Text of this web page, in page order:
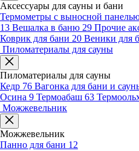
Аксессуары для сауны и бани
Термометры с выносной
13 Вешалка в баню 29 Прочие
Коврик для бани 20 Веники для
Пиломатериалы для сауны
Пиломатериалы для сауны
Кедр 76 Вагонка для бани и
Осина 9 Термоабаш 63
Можжевельник
Можжевельник
Панно для бани 12